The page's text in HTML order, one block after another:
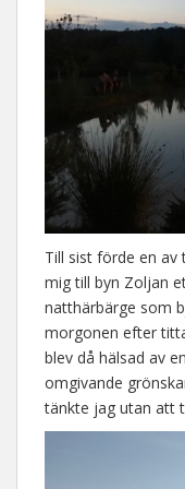
Till sist förde en
mig till byn Zoljan
natthärbärge som
morgonen efter
blev då hälsad av
omgivande
tänkte jag utan att